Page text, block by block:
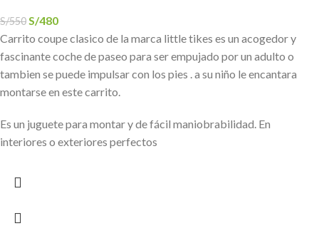
S/550S/480
Carrito coupe clasico de la marca little tikes es un acogedor y
fascinante coche de paseo para ser empujado por un adulto o
tambien se puede impulsar con los pies . a su niño le encantara
montarse en este carrito.
Es un juguete para montar y de fácil maniobrabilidad. En
interiores o exteriores perfectos